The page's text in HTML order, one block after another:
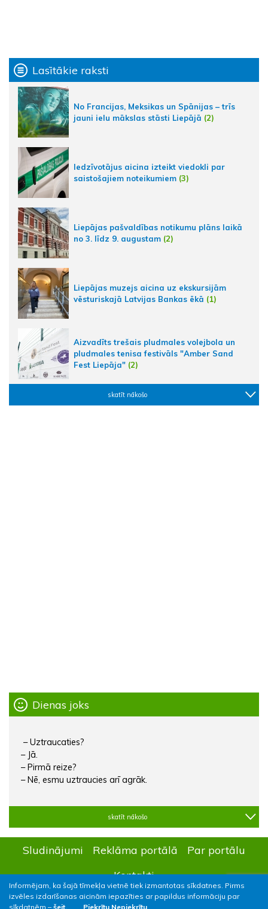
Informējam, ka šajā tīmekļa vietnē tiek izmantotas sīkdatnes. Pirms
izvēles izdarīšanas aicinām iepazīties ar papildus informāciju par
sīkdatnēm – šeit. Piekrītu Nepiekrītu
Lasītākie raksti
No Francijas, Meksikas un Spānijas – trīs
jauni ielu mākslas stāsti Liepājā (2)
Iedzīvotājus aicina izteikt viedokli par
saistošajiem noteikumiem (3)
Liepājas pašvaldības notikumu plāns laikā
no 3. līdz 9. augustam (2)
Liepājas muzejs aicina uz ekskursijām
vēsturiskajā Latvijas Bankas ēkā (1)
Aizvadīts trešais pludmales volejbola un
pludmales tenisa festivāls "Amber Sand
Fest Liepāja" (2)
skatīt nākošo
Dienas joks
– Uztraucaties?
– Jā.
– Pirmā reize?
– Nē, esmu uztraucies arī agrāk.
skatīt nākošo
Sludinājumi Reklāma portālā
Par portālu
Kontakti